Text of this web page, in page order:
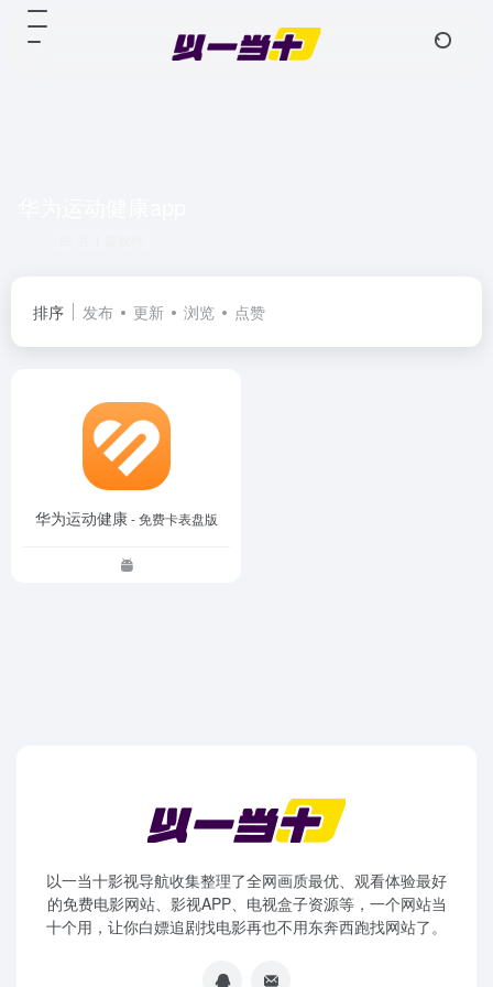
排序 发布 更新 浏览 点赞
华为运动健康- 免费卡表盘版
以一当十影视导航收集整理了全网画质最优、观看体验最好
的免费电影网站、影视APP、电视盒子资源等，一个网站当
十个用，让你白嫖追剧找电影再也不用东奔西跑找网站了。